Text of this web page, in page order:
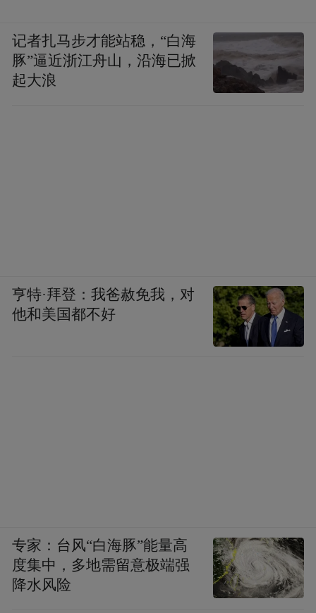
记者扎马步才能站稳，“白海
豚”逼近浙江舟山，沿海已掀
起大浪
亨特·拜登：我爸赦免我，对
他和美国都不好
专家：台风“白海豚”能量高
度集中，多地需留意极端强
降水风险